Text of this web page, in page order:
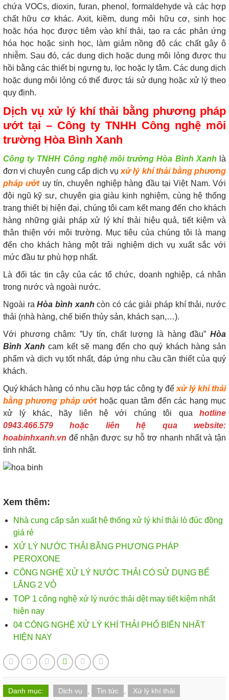
chứa VOCs, dioxin, furan, phenol, formaldehyde và các hợp
chất hữu cơ khác. Axit, kiềm, dung môi hữu cơ, sinh học
hoặc hóa học được tiêm vào khí thải, tạo ra các phản ứng
hóa học hoặc sinh học, làm giảm nồng độ các chất gây ô
nhiễm. Sau đó, các dung dịch hoặc dung môi lỏng được thu
hồi bằng các thiết bị ngưng tụ, lọc hoặc ly tâm. Các dung dịch
hoặc dung môi lỏng có thể được tái sử dụng hoặc xử lý theo
quy định.
Dịch vụ xử lý khí thải bằng phương pháp
ướt tại – Công ty TNHH Công nghệ môi
trường Hòa Bình Xanh
Công ty TNHH Công nghệ môi trường Hòa Bình Xanh là
đơn vị chuyên cung cấp dịch vụxử lý khí thải bằng phương
pháp ướtuy tín, chuyên nghiệp hàng đầu tại Việt Nam. Với
đội ngũ kỹ sư, chuyên gia giàu kinh nghiệm, cùng hệ thống
trang thiết bị hiện đại, chúng tôi cam kết mang đến cho khách
hàng những giải pháp xử lý khí thải hiệu quả, tiết kiệm và
thân thiện với môi trường. Mục tiêu của chúng tôi là mang
đến cho khách hàng một trải nghiệm dịch vụ xuất sắc với
mức đầu tư phù hợp nhất.
Là đối tác tin cậy của các tổ chức, doanh nghiệp, cá nhân
trong nước và ngoài nước.
Ngoài raHòa bình xanh còn có các giải pháp khí thải, nước
thải (nhà hàng, chế biến thủy sản, khách sạn,…).
Với phương châm: ”Uy tín, chất lượng là hàng đầu” Hòa
Bình Xanh cam kết sẽ mang đến cho quý khách hàng sản
phẩm và dịch vụ tốt nhất, đáp ứng nhu cầu cần thiết của quý
khách.
Quý khách hàng có nhu cầu hợp tác công ty đểxử lý khí thải
bằng phương pháp ướt hoặc quan tâm đến các hạng mục
xử lý khác, hãy liên hệ với chúng tôi qua hotline
0943.466.579 hoặc liên hệ qua website:
hoabinhxanh.vn để nhận được sự hỗ trợ nhanh nhất và tận
tình nhất.
Xem thêm:
Nhà cung cấp sản xuất hệ thống xử lý khí thải lò đúc đồng
giá rẻ
XỬ LÝ NƯỚC THẢI BẰNG PHƯƠNG PHÁP
PEROXONE
CÔNG NGHỆ XỬ LÝ NƯỚC THẢI CÓ SỬ DỤNG BỂ
LẮNG 2 VỎ
TOP 1 công nghệ xử lý nước thải dệt may tiết kiệm nhất
hiện nay
04 CÔNG NGHỆ XỬ LÝ KHÍ THẢI PHỔ BIẾN NHẤT
HIỆN NAY
Danh mục: Dịch vụ Tin tức Xử lý khí thải